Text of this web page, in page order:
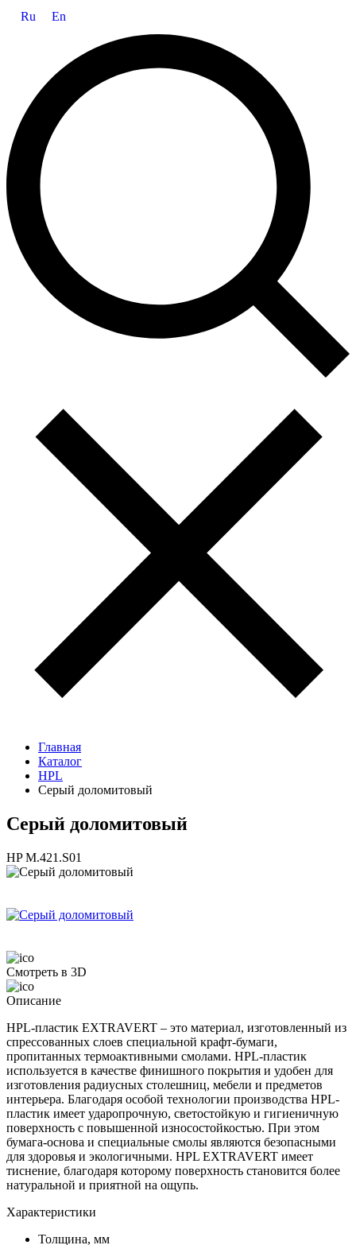
Ru En
Главная
Каталог
HPL
Серый доломитовый
Серый доломитовый
HP M.421.S01
Смотреть в 3D
Описание
HPL-пластик EXTRAVERT – это материал, изготовленный из
спрессованных слоев специальной крафт-бумаги,
пропитанных термоактивными смолами. HPL-пластик
используется в качестве финишного покрытия и удобен для
изготовления радиусных столешниц, мебели и предметов
интерьера. Благодаря особой технологии производства HPL-
пластик имеет ударопрочную, светостойкую и гигиеничную
поверхность с повышенной износостойкостью. При этом
бумага-основа и специальные смолы являются безопасными
для здоровья и экологичными. HPL EXTRAVERT имеет
тиснение, благодаря которому поверхность становится более
натуральной и приятной на ощупь.
Характеристики
Толщина, мм